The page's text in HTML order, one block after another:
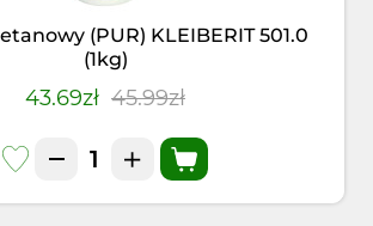
(PUR) KLEIBERIT 501.0
(1kg)
43.69zł 45.99zł